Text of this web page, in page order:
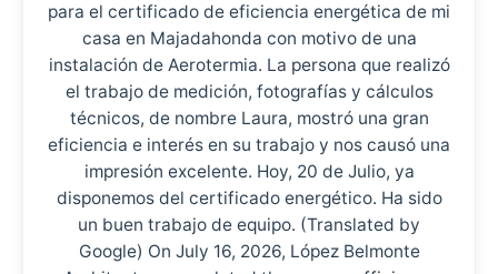
para el certificado de eficiencia energética de mi
casa en Majadahonda con motivo de una
instalación de Aerotermia. La persona que realizó
el trabajo de medición, fotografías y cálculos
técnicos, de nombre Laura, mostró una gran
eficiencia e interés en su trabajo y nos causó una
impresión excelente. Hoy, 20 de Julio, ya
disponemos del certificado energético. Ha sido
un buen trabajo de equipo. (Translated by
Google) On July 16, 2026, López Belmonte